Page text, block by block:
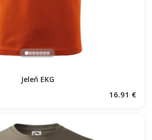
Jeleň EKG
16.91 €